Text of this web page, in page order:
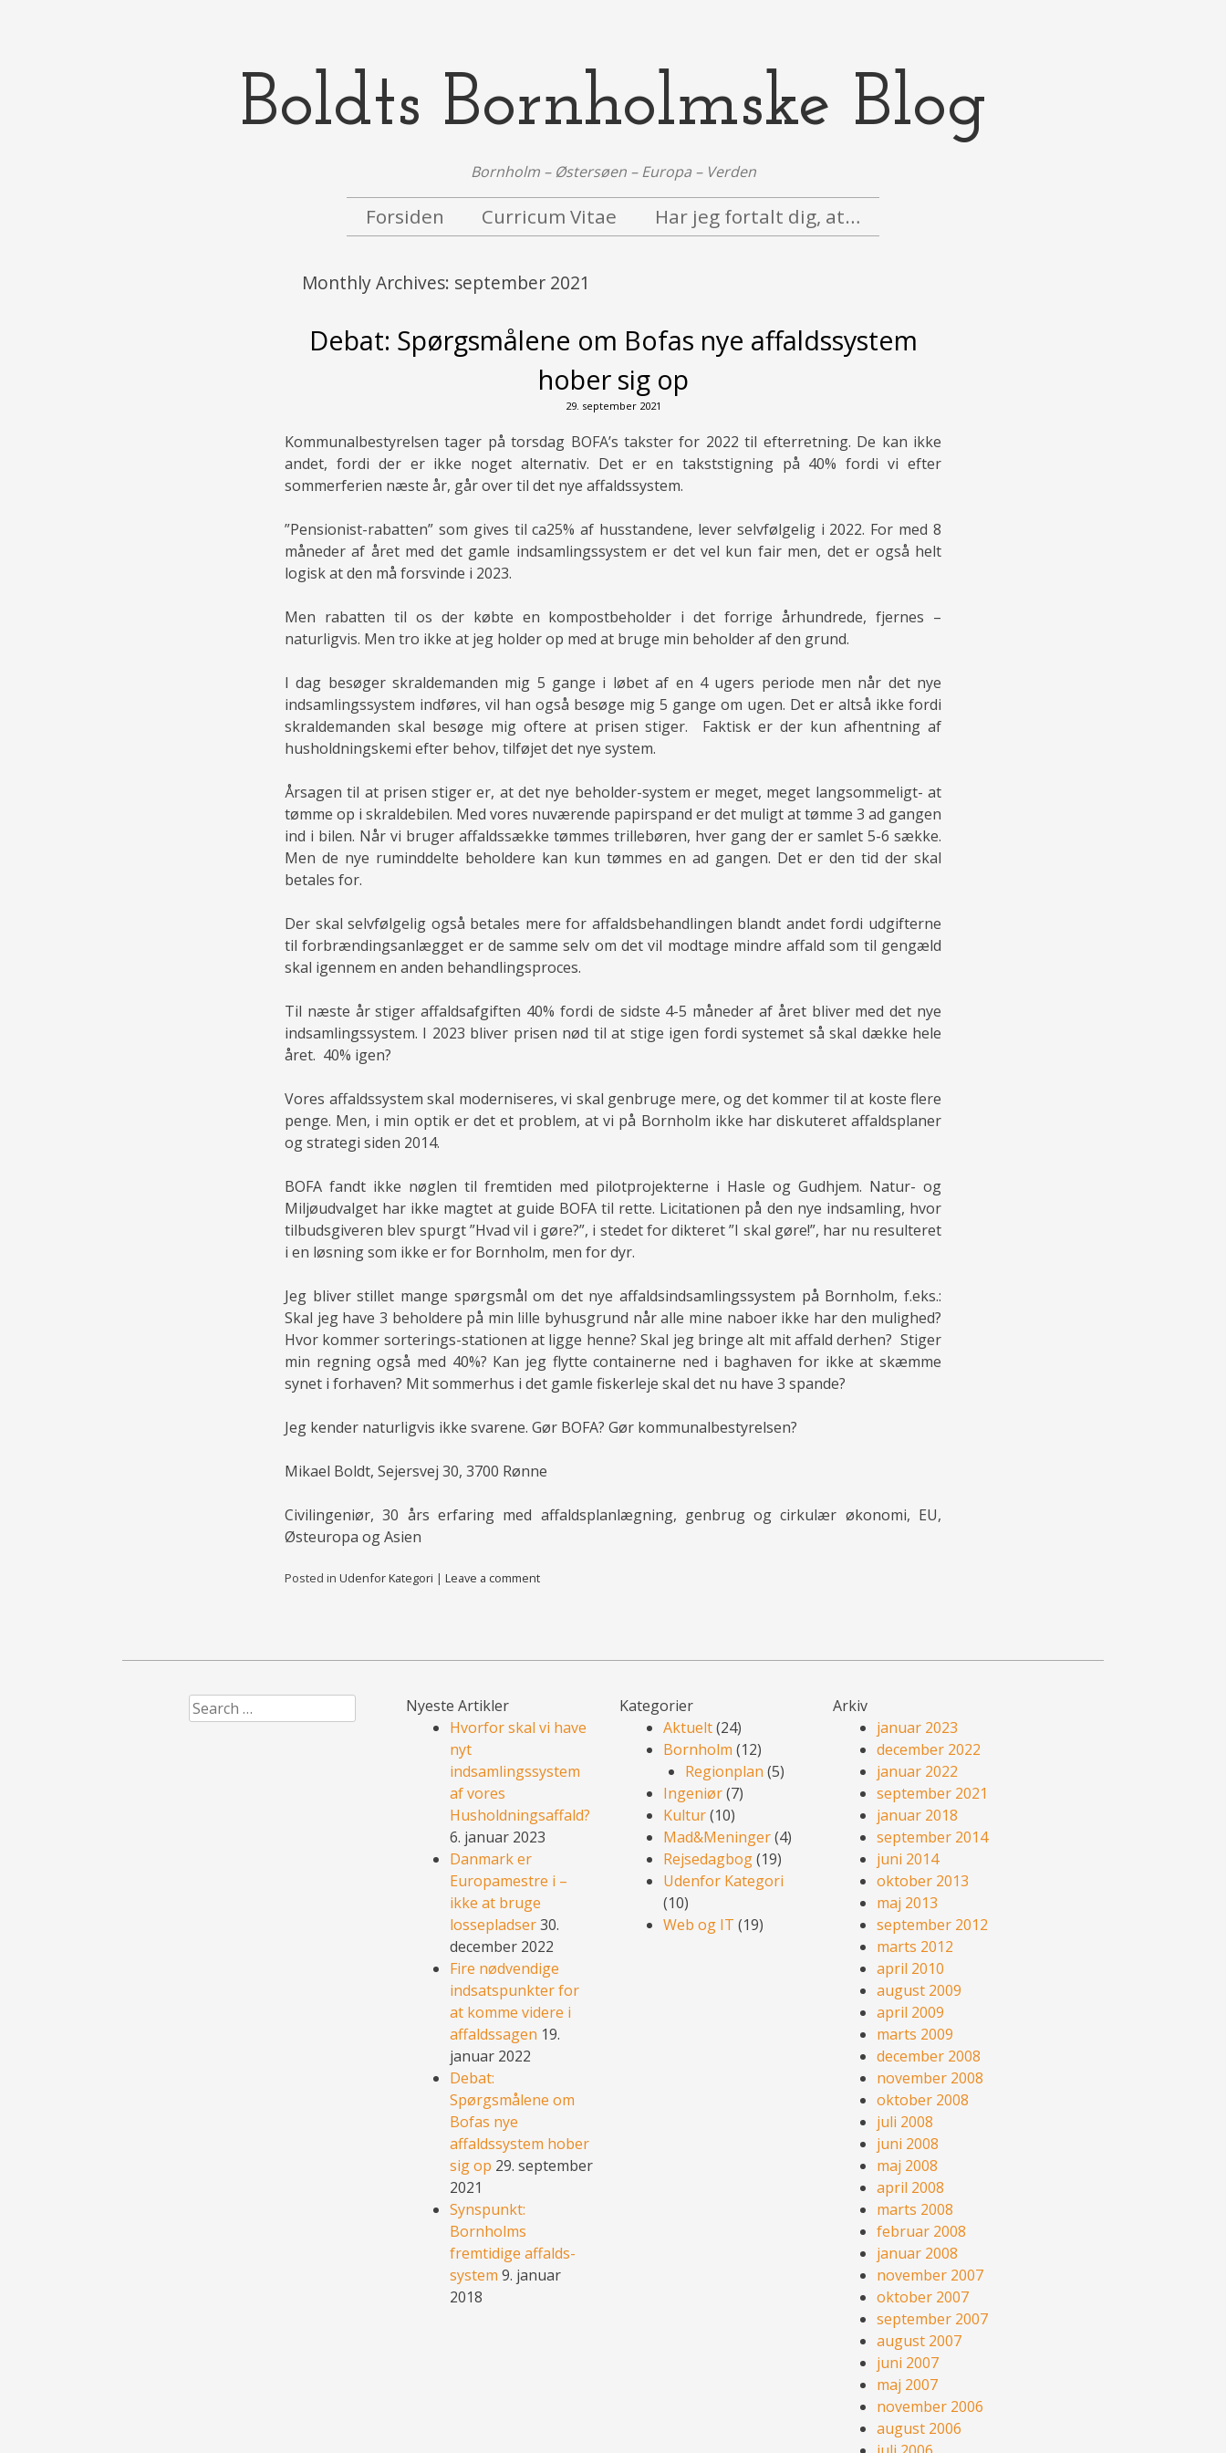
Boldts Bornholmske Blog
Bornholm – Østersøen – Europa – Verden
Forsiden Curricum Vitae Har jeg fortalt dig, at…
Monthly Archives: september 2021
Debat: Spørgsmålene om Bofas nye affaldssystem
hober sig op
29. september 2021
Kommunalbestyrelsen tager på torsdag BOFA’s takster for 2022 til efterretning. De kan ikke
andet, fordi der er ikke noget alternativ. Det er en takststigning på 40% fordi vi efter
sommerferien næste år, går over til det nye affaldssystem.
”Pensionist-rabatten” som gives til ca25% af husstandene, lever selvfølgelig i 2022. For med 8
måneder af året med det gamle indsamlingssystem er det vel kun fair men, det er også helt
logisk at den må forsvinde i 2023.
Men rabatten til os der købte en kompostbeholder i det forrige århundrede, fjernes –
naturligvis. Men tro ikke at jeg holder op med at bruge min beholder af den grund.
I dag besøger skraldemanden mig 5 gange i løbet af en 4 ugers periode men når det nye
indsamlingssystem indføres, vil han også besøge mig 5 gange om ugen. Det er altså ikke fordi
skraldemanden skal besøge mig oftere at prisen stiger. Faktisk er der kun afhentning af
husholdningskemi efter behov, tilføjet det nye system.
Årsagen til at prisen stiger er, at det nye beholder-system er meget, meget langsommeligt- at
tømme op i skraldebilen. Med vores nuværende papirspand er det muligt at tømme 3 ad gangen
ind i bilen. Når vi bruger affaldssække tømmes trillebøren, hver gang der er samlet 5-6 sække.
Men de nye ruminddelte beholdere kan kun tømmes en ad gangen. Det er den tid der skal
betales for.
Der skal selvfølgelig også betales mere for affaldsbehandlingen blandt andet fordi udgifterne
til forbrændingsanlægget er de samme selv om det vil modtage mindre affald som til gengæld
skal igennem en anden behandlingsproces.
Til næste år stiger affaldsafgiften 40% fordi de sidste 4-5 måneder af året bliver med det nye
indsamlingssystem. I 2023 bliver prisen nød til at stige igen fordi systemet så skal dække hele
året. 40% igen?
Vores affaldssystem skal moderniseres, vi skal genbruge mere, og det kommer til at koste flere
penge. Men, i min optik er det et problem, at vi på Bornholm ikke har diskuteret affaldsplaner
og strategi siden 2014.
BOFA fandt ikke nøglen til fremtiden med pilotprojekterne i Hasle og Gudhjem. Natur- og
Miljøudvalget har ikke magtet at guide BOFA til rette. Licitationen på den nye indsamling, hvor
tilbudsgiveren blev spurgt ”Hvad vil i gøre?”, i stedet for dikteret ”I skal gøre!”, har nu resulteret
i en løsning som ikke er for Bornholm, men for dyr.
Jeg bliver stillet mange spørgsmål om det nye affaldsindsamlingssystem på Bornholm, f.eks.:
Skal jeg have 3 beholdere på min lille byhusgrund når alle mine naboer ikke har den mulighed?
Hvor kommer sorterings-stationen at ligge henne? Skal jeg bringe alt mit affald derhen? Stiger
min regning også med 40%? Kan jeg flytte containerne ned i baghaven for ikke at skæmme
synet i forhaven? Mit sommerhus i det gamle fiskerleje skal det nu have 3 spande?
Jeg kender naturligvis ikke svarene. Gør BOFA? Gør kommunalbestyrelsen?
Mikael Boldt, Sejersvej 30, 3700 Rønne
Civilingeniør, 30 års erfaring med affaldsplanlægning, genbrug og cirkulær økonomi, EU,
Østeuropa og Asien
Posted in Udenfor Kategori | Leave a comment
Search
Nyeste Artikler
Hvorfor skal vi have
nyt
indsamlingssystem
af vores
Husholdningsaffald?
6. januar 2023
Danmark er
Europamestre i –
ikke at bruge
lossepladser30.
december 2022
Fire nødvendige
indsatspunkter for
at komme videre i
affaldssagen 19.
januar 2022
Debat:
Spørgsmålene om
Bofas nye
affaldssystem hober
sig op 29. september
2021
Synspunkt:
Bornholms
fremtidige affalds-
system 9. januar
2018
Kategorier
Aktuelt(24)
Bornholm (12)
Regionplan (5)
Ingeniør(7)
Kultur(10)
Mad&Meninger(4)
Rejsedagbog(19)
Udenfor Kategori
(10)
Web og IT (19)
Arkiv
januar 2023
december 2022
januar 2022
september 2021
januar 2018
september 2014
juni 2014
oktober 2013
maj 2013
september 2012
marts 2012
april 2010
august 2009
april 2009
marts 2009
december 2008
november 2008
oktober 2008
juli 2008
juni 2008
maj 2008
april 2008
marts 2008
februar 2008
januar 2008
november 2007
oktober 2007
september 2007
august 2007
juni 2007
maj 2007
november 2006
august 2006